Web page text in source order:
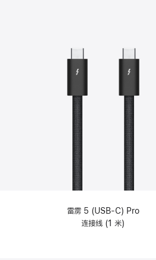
雷雳 5 (USB-C) Pro
连接线 (1 米)